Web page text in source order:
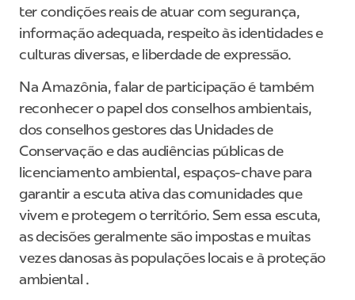
ter condições reais de atuar com segurança,
informação adequada, respeito às identidades e
culturas diversas, e liberdade de expressão.
Na Amazônia, falar de participação é também
reconhecer o papel dos conselhos ambientais,
dos conselhos gestores das Unidades de
Conservação e das audiências públicas de
licenciamento ambiental, espaços-chave para
garantir a escuta ativa das comunidades que
vivem e protegem o território. Sem essa escuta,
as decisões geralmente são impostas e muitas
vezes danosas às populações locais e à proteção
ambiental .